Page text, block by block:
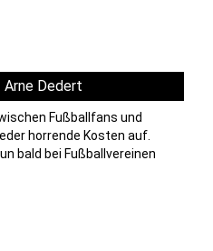
Dedert
Fußballfans und
horrende Kosten auf.
bald bei Fußballvereinen